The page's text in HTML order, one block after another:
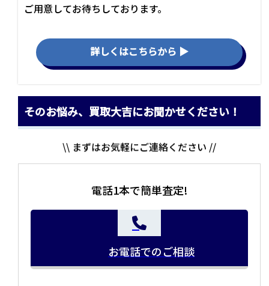
ご用意してお待ちしております。
詳しくはこちらから ▶
そのお悩み、買取大吉にお聞かせください！
\\ まずはお気軽にご連絡ください //
電話1本で簡単査定!
お電話でのご相談